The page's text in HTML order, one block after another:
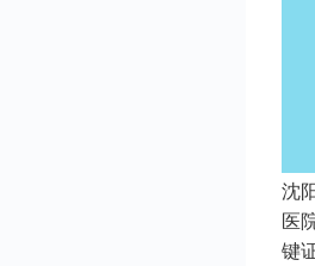
沈
医
键